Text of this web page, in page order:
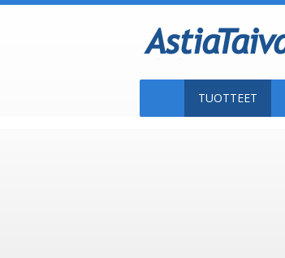
TUOTTEET